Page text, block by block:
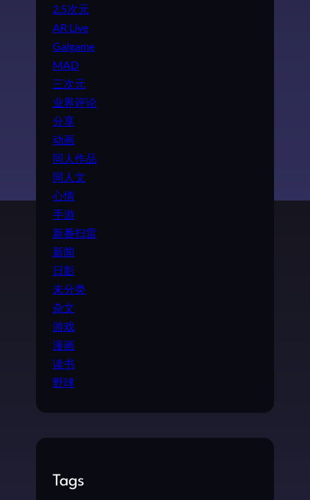
2.5次元
AR Live
Galgame
MAD
三次元
业界评论
分享
动画
同人作品
同人文
心情
手游
新番扫雷
新闻
日影
未分类
杂文
游戏
漫画
读书
野球
Tags